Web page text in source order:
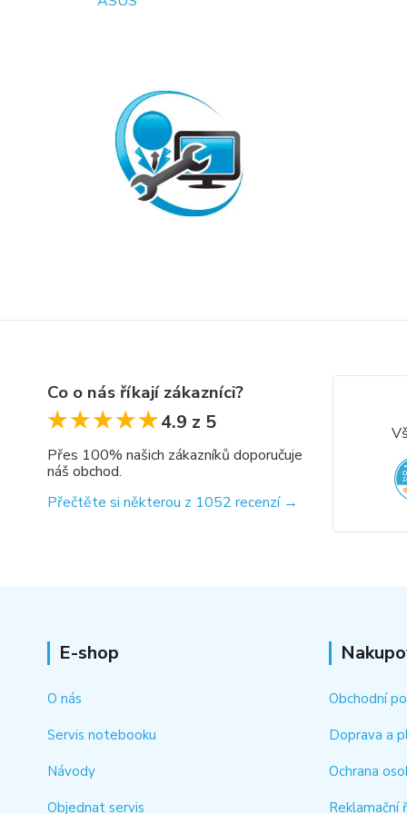
Co o nás říkají zákazníci?
★★★★★
★★★★★4.9 z 5
Přes 100% našich zákazníků doporučuje
náš obchod.
Přečtěte si některou z 1052 recenzí →
E-shop
O nás
Servis notebooku
Návody
Objednat servis
Obchodní
Doprava a
Ochrana
Reklamační